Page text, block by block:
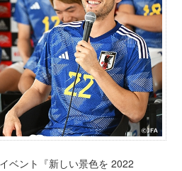
ベント『新しい景色を 2022